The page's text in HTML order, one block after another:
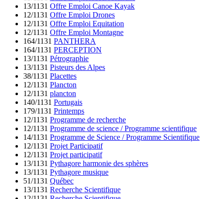
13/1131 Offre Emploi Canoe Kayak
12/1131 Offre Emploi Drones
12/1131 Offre Emploi Equitation
12/1131 Offre Emploi Montagne
164/1131 PANTHERA
164/1131 PERCEPTION
13/1131 Pétrographie
13/1131 Pisteurs des Alpes
38/1131 Placettes
12/1131 Plancton
12/1131 plancton
140/1131 Portugais
179/1131 Printemps
12/1131 Programme de recherche
12/1131 Programme de science / Programme scientifique
14/1131 Programme de Science / Programme Scientifique
12/1131 Projet Participatif
12/1131 Projet participatif
13/1131 Pythagore harmonie des sphères
13/1131 Pythagore musique
51/1131 Québec
13/1131 Recherche Scientifique